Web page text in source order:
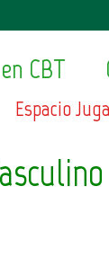
CBT
Espacio